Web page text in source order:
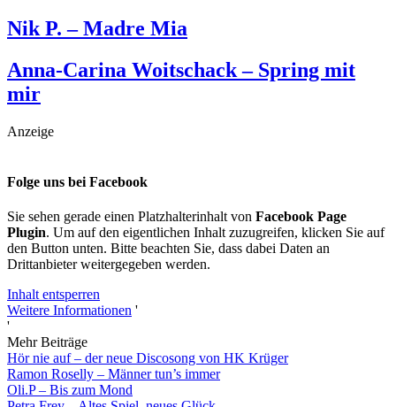
Nik P. – Madre Mia
Anna-Carina Woitschack – Spring mit
mir
Anzeige
Folge uns bei Facebook
Sie sehen gerade einen Platzhalterinhalt von Facebook Page
Plugin. Um auf den eigentlichen Inhalt zuzugreifen, klicken Sie auf
den Button unten. Bitte beachten Sie, dass dabei Daten an
Drittanbieter weitergegeben werden.
Inhalt entsperren
Weitere Informationen '
'
Mehr Beiträge
Hör nie auf – der neue Discosong von HK Krüger
Ramon Roselly – Männer tun’s immer
Oli.P – Bis zum Mond